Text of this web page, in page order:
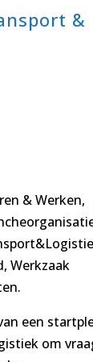
&
& Werken,
Werkzaak
een
om